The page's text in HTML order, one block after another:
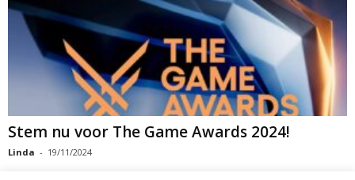
Stem nu voor The Game Awards 2024!
Linda - 19/11/2024